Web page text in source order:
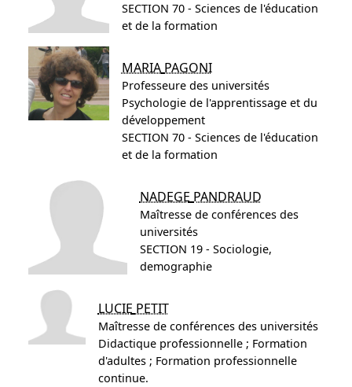
SECTION 70 - Sciences de l'éducation
et de la formation
MARIA PAGONI
Professeure des universités
Psychologie de l'apprentissage et du
développement
SECTION 70 - Sciences de l'éducation
et de la formation
NADEGE PANDRAUD
Maîtresse de conférences des
universités
SECTION 19 - Sociologie,
demographie
LUCIE PETIT
Maîtresse de conférences des universités
Didactique professionnelle ; Formation
d'adultes ; Formation professionnelle
continue.